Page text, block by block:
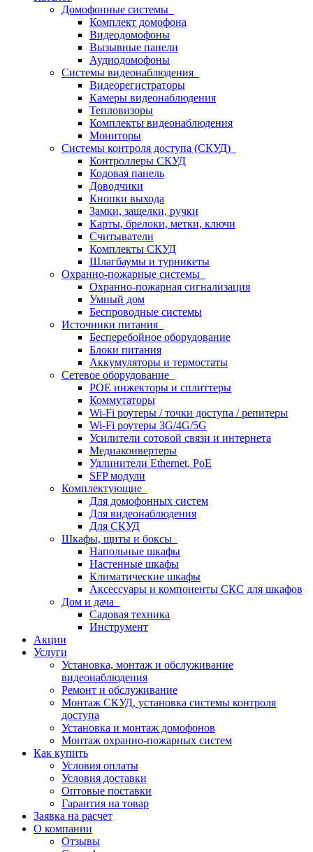
Домофонные системы
Комплект домофона
Видеодомофоны
Вызывные панели
Аудиодомофоны
Системы видеонаблюдения
Видеорегистраторы
Камеры видеонаблюдения
Тепловизоры
Комплекты видеонаблюдения
Мониторы
Системы контроля доступа (СКУД)
Контроллеры СКУД
Кодовая панель
Доводчики
Кнопки выхода
Замки, защелки, ручки
Карты, брелоки, метки, ключи
Считыватели
Комплекты СКУД
Шлагбаумы и турникеты
Охранно-пожарные системы
Охранно-пожарная сигнализация
Умный дом
Беспроводные системы
Источники питания
Бесперебойное оборудование
Блоки питания
Аккумуляторы и термостаты
Сетевое оборудование
POE инжекторы и сплиттеры
Коммутаторы
Wi-Fi роутеры / точки доступа / репитеры
Wi-Fi роутеры 3G/4G/5G
Усилители сотовой связи и интернета
Медиаконвертеры
Удлинители Ethernet, PoE
SFP модули
Комплектующие
Для домофонных систем
Для видеонаблюдения
Для СКУД
Шкафы, щиты и боксы
Напольные шкафы
Настенные шкафы
Климатические шкафы
Аксессуары и компоненты СКС для шкафов
Дом и дача
Садовая техника
Инструмент
Акции
Услуги
Установка, монтаж и обслуживание
видеонаблюдения
Ремонт и обслуживание
Монтаж СКУД, установка системы контроля
доступа
Установка и монтаж домофонов
Монтаж охранно-пожарных систем
Как купить
Условия оплаты
Условия доставки
Оптовые поставки
Гарантия на товар
Заявка на расчет
О компании
Отзывы